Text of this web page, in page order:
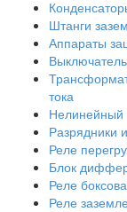
Штанги
Аппараты
тока
Разрядники
Реле
Блок
Реле
Реле